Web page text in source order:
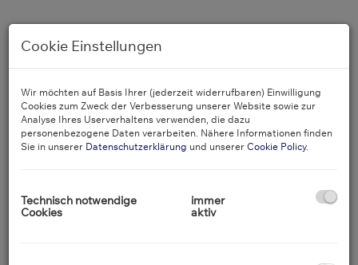
Cookie Einstellungen
Wir möchten auf Basis Ihrer (jederzeit widerrufbaren) Einwilligung
Cookies zum Zweck der Verbesserung unserer Website sowie zur
Analyse Ihres Userverhaltens verwenden, die dazu
personenbezogene Daten verarbeiten. Nähere Informationen finden
Sie in unserer Datenschutzerklärung und unserer Cookie Policy.
Technisch notwendige
Cookies
immer
aktiv